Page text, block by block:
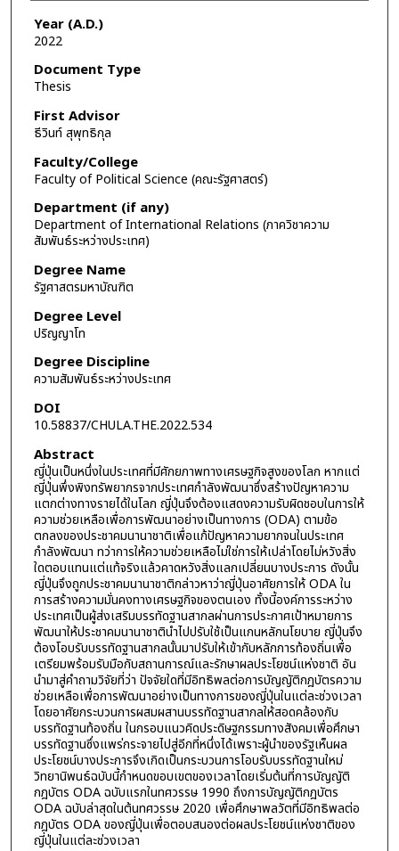
Year (A.D.)
2022
Document Type
Thesis
First Advisor
ธีวินท์ สุพุทธิกุล
Faculty/College
Faculty of Political Science (คณะรัฐศาสตร์)
Department (if any)
Department of International Relations (ภาควิชาความ
สัมพันธ์ระหว่างประเทศ)
Degree Name
รัฐศาสตรมหาบัณฑิต
Degree Level
ปริญญาโท
Degree Discipline
ความสัมพันธ์ระหว่างประเทศ
DOI
10.58837/CHULA.THE.2022.534
Abstract
ญี่ปุ่นเป็นหนึ่งในประเทศที่มีศักยภาพทางเศรษฐกิจสูงของโลก หากแต่
ญี่ปุ่นพึ่งพิงทรัพยากรจากประเทศกำลังพัฒนาซึ่งสร้างปัญหาความ
แตกต่างทางรายได้ในโลก ญี่ปุ่นจึงต้องแสดงความรับผิดชอบในการให้
ความช่วยเหลือเพื่อการพัฒนาอย่างเป็นทางการ (ODA) ตามข้อ
ตกลงของประชาคมนานาชาติเพื่อแก้ปัญหาความยากจนในประเทศ
กำลังพัฒนา ทว่าการให้ความช่วยเหลือไม่ใช่การให้เปล่าโดยไม่หวังสิ่ง
ใดตอบแทนแต่แท้จริงแล้วคาดหวังสิ่งแลกเปลี่ยนบางประการ ดังนั้น
ญี่ปุ่นจึงถูกประชาคมนานาชาติกล่าวหาว่าญี่ปุ่นอาศัยการให้ ODA ใน
การสร้างความมั่นคงทางเศรษฐกิจของตนเอง ทั้งนี้องค์การระหว่าง
ประเทศเป็นผู้ส่งเสริมบรรทัดฐานสากลผ่านการประกาศเป้าหมายการ
พัฒนาให้ประชาคมนานาชาตินำไปปรับใช้เป็นแกนหลักนโยบาย ญี่ปุ่นจึง
ต้องโอบรับบรรทัดฐานสากลนั้นมาปรับให้เข้ากับหลักการท้องถิ่นเพื่อ
เตรียมพร้อมรับมือกับสถานการณ์และรักษาผลประโยชน์แห่งชาติ อัน
นำมาสู่คำถามวิจัยที่ว่า ปัจจัยใดที่มีอิทธิพลต่อการบัญญัติกฎบัตรความ
ช่วยเหลือเพื่อการพัฒนาอย่างเป็นทางการของญี่ปุ่นในแต่ละช่วงเวลา
โดยอาศัยกระบวนการผสมผสานบรรทัดฐานสากลให้สอดคล้องกับ
บรรทัดฐานท้องถิ่น ในกรอบแนวคิดประดิษฐกรรมทางสังคมเพื่อศึกษา
บรรทัดฐานซึ่งแพร่กระจายไปสู่อีกที่หนึ่งได้เพราะผู้นำของรัฐเห็นผล
ประโยชน์บางประการจึงเกิดเป็นกระบวนการโอบรับบรรทัดฐานใหม่
วิทยานิพนธ์ฉบับนี้กำหนดขอบเขตของเวลาโดยเริ่มต้นที่การบัญญัติ
กฎบัตร ODA ฉบับแรกในทศวรรษ 1990 ถึงการบัญญัติกฎบัตร
ODA ฉบับล่าสุดในต้นทศวรรษ 2020 เพื่อศึกษาพลวัตที่มีอิทธิพลต่อ
กฎบัตร ODA ของญี่ปุ่นเพื่อตอบสนองต่อผลประโยชน์แห่งชาติของ
ญี่ปุ่นในแต่ละช่วงเวลา